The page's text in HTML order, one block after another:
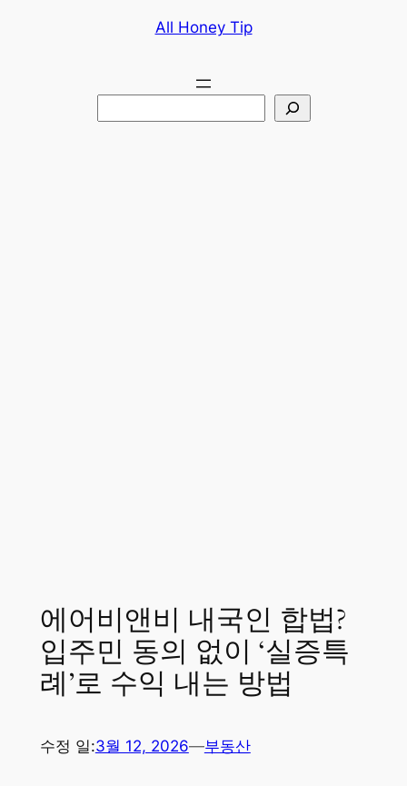
All Honey Tip
에어비앤비 내국인 합법?
입주민 동의 없이 ‘실증특
례’로 수익 내는 방법
수정 일:3월 12, 2026—부동산